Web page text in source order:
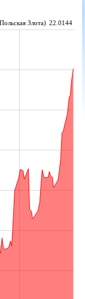
Злота) 22.0144